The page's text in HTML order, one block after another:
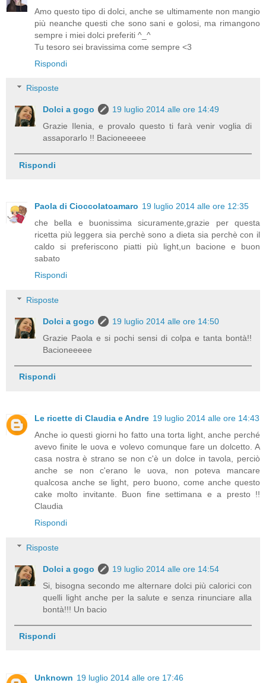
Amo questo tipo di dolci, anche se ultimamente non mangio
più neanche questi che sono sani e golosi, ma rimangono
sempre i miei dolci preferiti ^_^
Tu tesoro sei bravissima come sempre <3
Rispondi
Risposte
Dolci a gogo
19 luglio 2014 alle ore 14:49
Grazie Ilenia, e provalo questo ti farà venir voglia di
assaporarlo !! Bacioneeeee
Rispondi
Paola di Cioccolatoamaro 19 luglio 2014 alle ore 12:35
che bella e buonissima sicuramente,grazie per questa
ricetta più leggera sia perchè sono a dieta sia perchè con il
caldo si preferiscono piatti più light,un bacione e buon
sabato
Rispondi
Risposte
Dolci a gogo
19 luglio 2014 alle ore 14:50
Grazie Paola e si pochi sensi di colpa e tanta bontà!!
Bacioneeeee
Rispondi
Le ricette di Claudia e Andre 19 luglio 2014 alle ore 14:43
Anche io questi giorni ho fatto una torta light, anche perché
avevo finite le uova e volevo comunque fare un dolcetto. A
casa nostra è strano se non c'è un dolce in tavola, perciò
anche se non c'erano le uova, non poteva mancare
qualcosa anche se light, pero buono, come anche questo
cake molto invitante. Buon fine settimana e a presto !!
Claudia
Rispondi
Risposte
Dolci a gogo
19 luglio 2014 alle ore 14:54
Si, bisogna secondo me alternare dolci più calorici con
quelli light anche per la salute e senza rinunciare alla
bontà!!! Un bacio
Rispondi
Unknown 19 luglio 2014 alle ore 17:46